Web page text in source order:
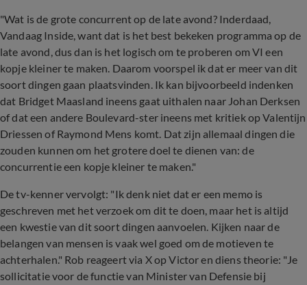
"Wat is de grote concurrent op de late avond? Inderdaad,
Vandaag Inside, want dat is het best bekeken programma op de
late avond, dus dan is het logisch om te proberen om VI een
kopje kleiner te maken. Daarom voorspel ik dat er meer van dit
soort dingen gaan plaatsvinden. Ik kan bijvoorbeeld indenken
dat Bridget Maasland ineens gaat uithalen naar Johan Derksen
of dat een andere Boulevard-ster ineens met kritiek op Valentijn
Driessen of Raymond Mens komt. Dat zijn allemaal dingen die
zouden kunnen om het grotere doel te dienen van: de
concurrentie een kopje kleiner te maken."
De tv-kenner vervolgt: "Ik denk niet dat er een memo is
geschreven met het verzoek om dit te doen, maar het is altijd
een kwestie van dit soort dingen aanvoelen. Kijken naar de
belangen van mensen is vaak wel goed om de motieven te
achterhalen." Rob reageert via X op Victor en diens theorie: "Je
sollicitatie voor de functie van Minister van Defensie bij